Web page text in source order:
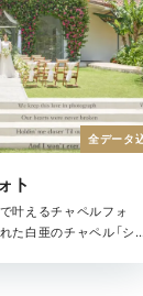
ト
叶えるチャペルフォ
た白亜のチャペル「シ
全データ